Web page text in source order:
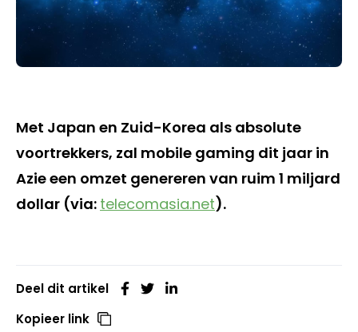
Met Japan en Zuid-Korea als absolute
voortrekkers, zal mobile gaming dit jaar in
Azie een omzet genereren van ruim 1 miljard
dollar (via: telecomasia.net).
Deel dit artikel
Kopieer link